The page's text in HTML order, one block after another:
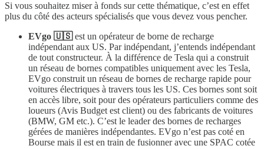
Si vous souhaitez miser à fonds sur cette thématique, c’est en effet
plus du côté des acteurs spécialisés que vous devez vous pencher.
EVgo 🇺🇸est un opérateur de borne de recharge
indépendant aux US. Par indépendant, j’entends indépendant
de tout constructeur. À la différence de Tesla qui a construit
un réseau de bornes compatibles uniquement avec les Tesla,
EVgo construit un réseau de bornes de recharge rapide pour
voitures électriques à travers tous les US. Ces bornes sont soit
en accès libre, soit pour des opérateurs particuliers comme des
loueurs (Avis Budget est client) ou des fabricants de voitures
(BMW, GM etc.). C’est le leader des bornes de recharges
gérées de manières indépendantes. EVgo n’est pas coté en
Bourse mais il est en train de fusionner avec une SPAC cotée